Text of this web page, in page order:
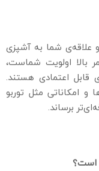
علاقه‌ی شما به آشپزی
بالا اولویت شماست،
قابل اعتمادی هستند.
امکاناتی مثل توربو
برساند.
است؟